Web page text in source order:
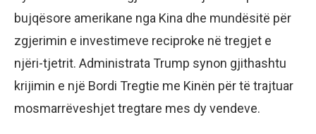
bujqësore amerikane nga Kina dhe mundësitë për
zgjerimin e investimeve reciproke në tregjet e
njëri-tjetrit. Administrata Trump synon gjithashtu
krijimin e një Bordi Tregtie me Kinën për të trajtuar
mosmarrëveshjet tregtare mes dy vendeve.